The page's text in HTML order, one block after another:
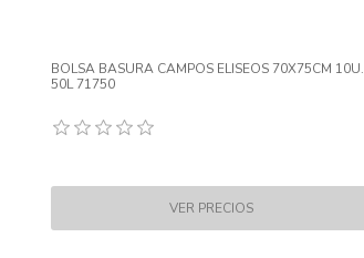
BOLSA BASURA CAMPOS ELISEOS 70X75CM 10U.
50L 71750